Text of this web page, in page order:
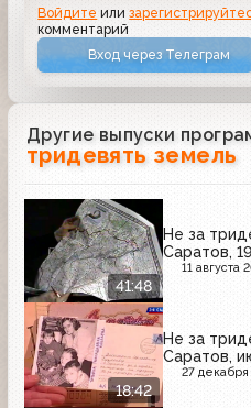
Войдите или
комментарий
Вход через Телеграм
Другие выпуски
тридевять земель
41:48
Не за
Саратов,
11 августа
18:42
Не за
Саратов,
27